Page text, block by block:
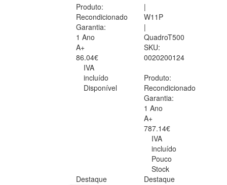
Produto:
Recondicionado
Garantia:
1 Ano
A+
86.04€
IVA
incluído
Disponível
|
W11P
|
QuadroT500
SKU:
0020200124
Produto:
Recondicionado
Garantia:
1 Ano
A+
787.14€
IVA
incluído
Pouco
Stock
Destaque
Destaque